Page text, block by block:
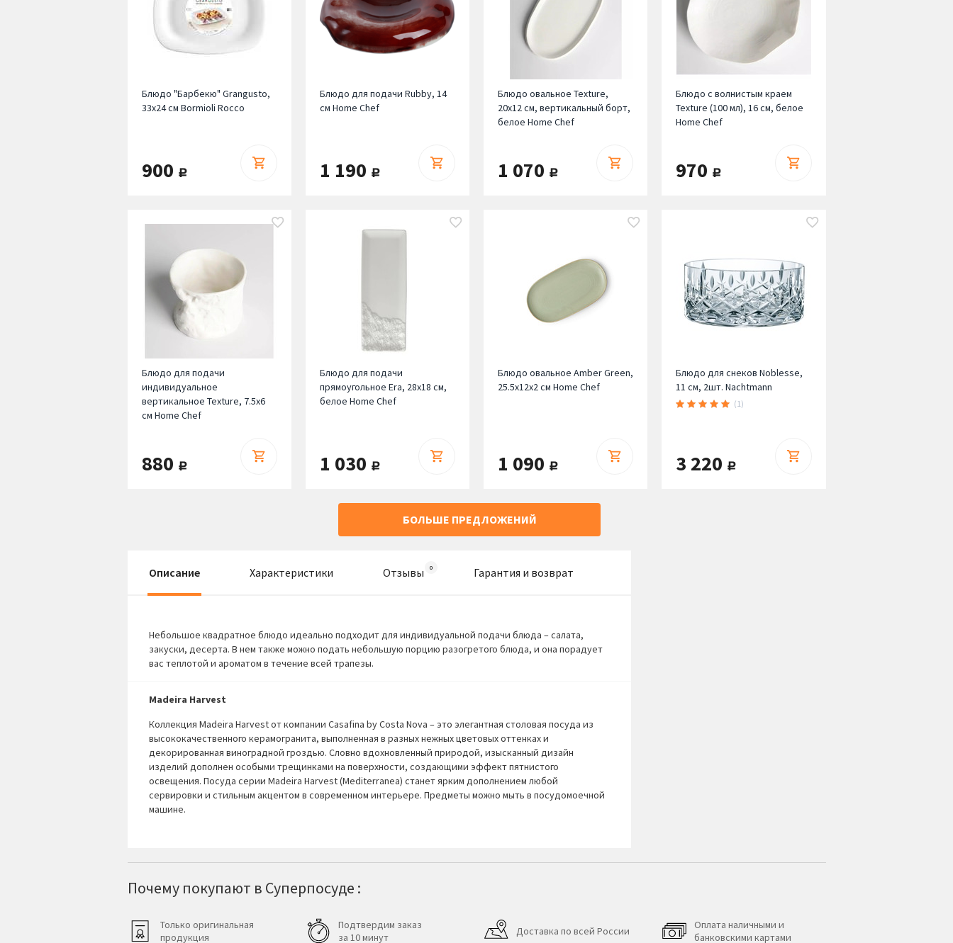
Блюдо "Барбекю" Grangusto,
33x24 см Bormioli Rocco
900 руб.
Блюдо для подачи Rubby, 14
см Home Chef
1 190 руб.
Блюдо овальное Texture,
20х12 см, вертикальный борт,
белое Home Chef
1 070 руб.
Блюдо с волнистым краем
Texture (100 мл), 16 см, белое
Home Chef
970 руб.
Блюдо для подачи
индивидуальное
вертикальное Texture, 7.5х6
см Home Chef
880 руб.
Блюдо для подачи
прямоугольное Era, 28х18 см,
белое Home Chef
1 030 руб.
Блюдо овальное Amber Green,
25.5х12х2 см Home Chef
1 090 руб.
Блюдо для снеков Noblesse,
11 см, 2шт. Nachtmann
(1)
3 220 руб.
БОЛЬШЕ ПРЕДЛОЖЕНИЙ
Описание Характеристики Отзывы Гарантия и возврат
Небольшое квадратное блюдо идеально подходит для индивидуальной подачи блюда – салата,
закуски, десерта. В нем также можно подать небольшую порцию разогретого блюда, и она порадует
вас теплотой и ароматом в течение всей трапезы.
Madeira Harvest
Коллекция Madeira Harvest от компании Casafina by Costa Nova – это элегантная столовая посуда из
высококачественного керамогранита, выполненная в разных нежных цветовых оттенках и
декорированная виноградной гроздью. Словно вдохновленный природой, изысканный дизайн
изделий дополнен особыми трещинками на поверхности, создающими эффект пятнистого
освещения. Посуда серии Madeira Harvest (Mediterranea) станет ярким дополнением любой
сервировки и стильным акцентом в современном интерьере. Предметы можно мыть в посудомоечной
машине.
Почему покупают в Суперпосуде :
Только оригинальная
продукция
Подтвердим заказ
за 10 минут
Доставка по всей России
Оплата наличными и
банковскими картами